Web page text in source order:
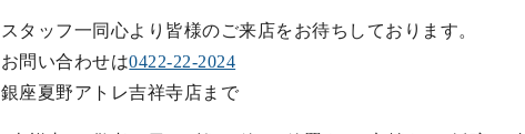
スタッフ一同心より皆様のご来店をお待ちしております。
お問い合わせは0422-22-2024
銀座夏野アトレ吉祥寺店まで